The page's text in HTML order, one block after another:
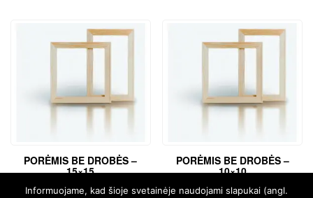
PORĖMIS BE DROBĖS –
15×15
€1,27
PORĖMIS BE DROBĖS –
10×10
€ 0,85
Informuojame, kad šioje svetainėje naudojami slapukai (angl.